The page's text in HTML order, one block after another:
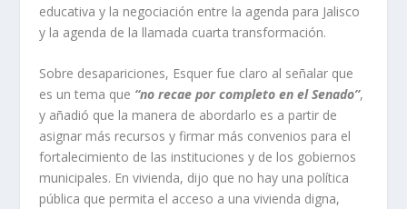
educativa y la negociación entre la agenda para Jalisco
y la agenda de la llamada cuarta transformación.
Sobre desapariciones, Esquer fue claro al señalar que
es un tema que “no recae por completo en el Senado”,
y añadió que la manera de abordarlo es a partir de
asignar más recursos y firmar más convenios para el
fortalecimiento de las instituciones y de los gobiernos
municipales. En vivienda, dijo que no hay una política
pública que permita el acceso a una vivienda digna,